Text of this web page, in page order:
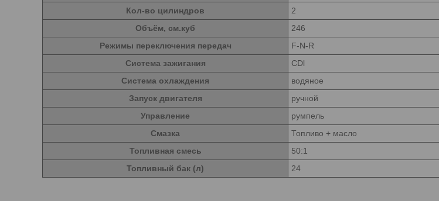
Кол-во цилиндров
2
Объём, см.куб
246
Режимы переключения передач
F-N-R
Система зажигания
CDl
Система охлаждения
водяное
Запуск двигателя
ручной
Управление
румпель
Смазка
Топливо + масло
Топливная смесь
50:1
Топливный бак (л)
24